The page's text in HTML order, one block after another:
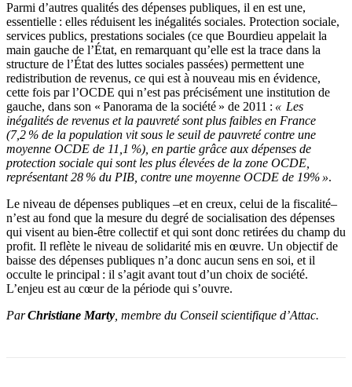
Parmi d’autres qualités des dépenses publiques, il en est une,
essentielle : elles réduisent les inégalités sociales. Protection sociale,
services publics, prestations sociales (ce que Bourdieu appelait la
main gauche de l’État, en remarquant qu’elle est la trace dans la
structure de l’État des luttes sociales passées) permettent une
redistribution de revenus, ce qui est à nouveau mis en évidence,
cette fois par l’OCDE qui n’est pas précisément une institution de
gauche, dans son « Panorama de la société » de 2011 : « Les
inégalités de revenus et la pauvreté sont plus faibles en France
(7,2 % de la population vit sous le seuil de pauvreté contre une
moyenne OCDE de 11,1 %), en partie grâce aux dépenses de
protection sociale qui sont les plus élevées de la zone OCDE,
représentant 28 % du PIB, contre une moyenne OCDE de 19% ».
Le niveau de dépenses publiques –et en creux, celui de la fiscalité–
n’est au fond que la mesure du degré de socialisation des dépenses
qui visent au bien-être collectif et qui sont donc retirées du champ du
profit. Il reflète le niveau de solidarité mis en œuvre. Un objectif de
baisse des dépenses publiques n’a donc aucun sens en soi, et il
occulte le principal : il s’agit avant tout d’un choix de société.
L’enjeu est au cœur de la période qui s’ouvre.
ParChristiane Marty , membre du Conseil scientifique d’Attac.